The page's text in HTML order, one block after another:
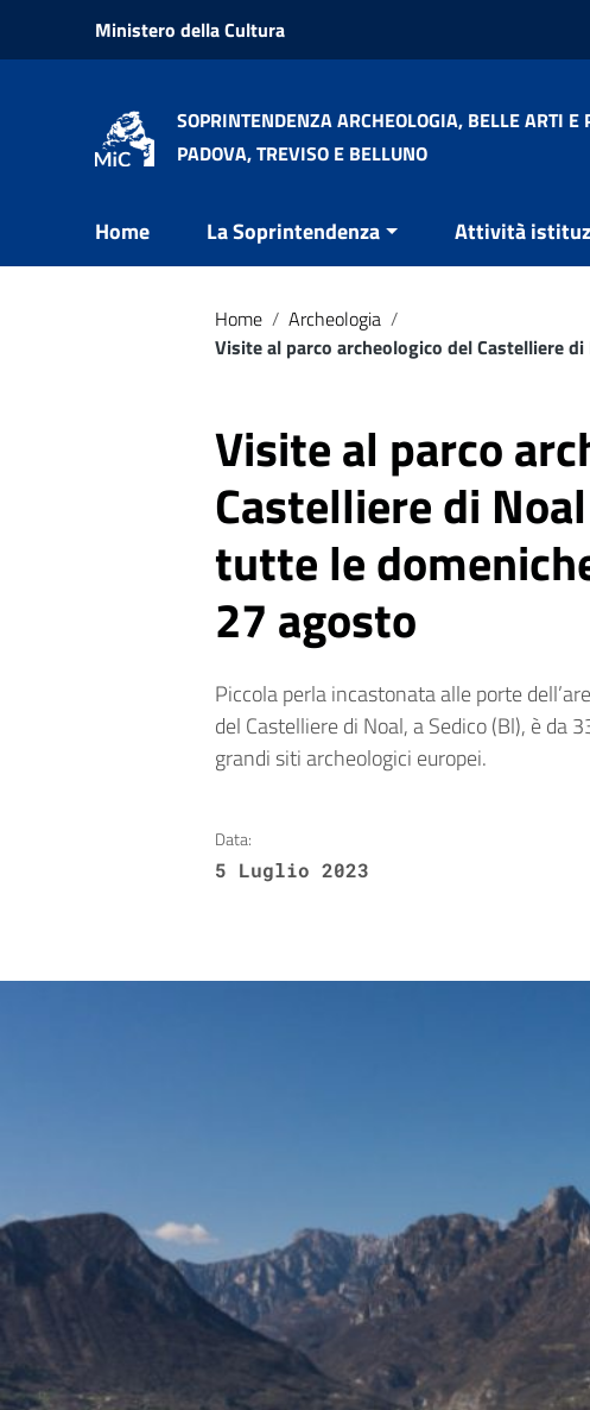
Vai ai contenuti
Vai al menu di navigazione
Ministero della Cultura
SOPRINTENDENZA ARCHEOLOGIA, BELLE ARTI E
PADOVA, TREVISO E BELLUNO
Home La Soprintendenza Attività
Home / Archeologia /
Visite al parco archeologico del Castelliere
Visite al parco
Castelliere di
tutte le
27 agosto
Piccola perla incastonata alle porte
del Castelliere di Noal, a Sedico (Bl), è da
grandi siti archeologici europei.
Data:
5 Luglio 2023